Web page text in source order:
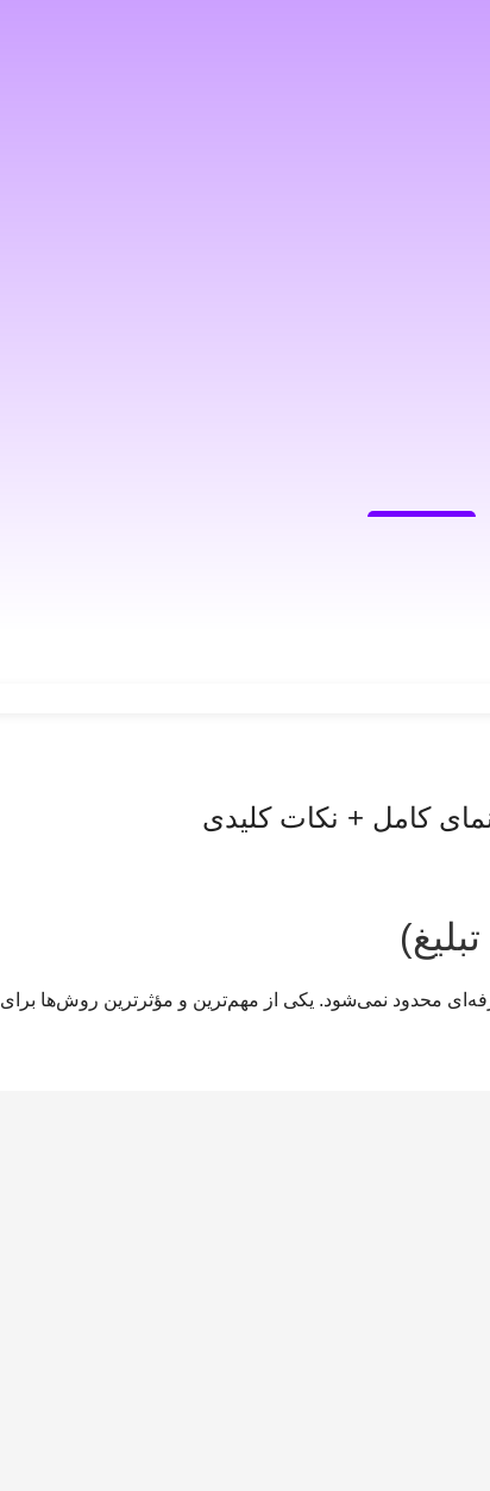
کامل + نکات کلیدی
محدود نمی‌شود. یکی از مهم‌ترین و مؤثرترین روش‌ها برای